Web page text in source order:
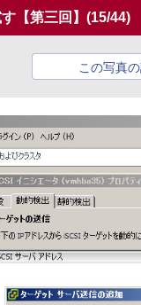
【第三回】 (15/44)
この写真